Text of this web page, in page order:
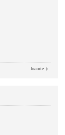
Inainte